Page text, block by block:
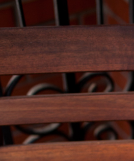
Hit enter to search or ESC to close